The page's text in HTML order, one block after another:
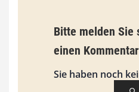
9
3
0
Bitte melden Sie
einen
Sie haben noch